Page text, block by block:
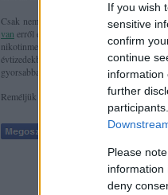
If you wish
sensitive
confirm
continue
information
further
Please
information
deny
Csak nem azért, hogy az így
van erről egy jó cikke blogunknak - ez
nikotinmentes- tehát függőséget nem
évtizedekben alig csökkent az autók
gyorsabbak a számítógépek,
Reméljük persze, hogy csak paranoidok
Tetszik